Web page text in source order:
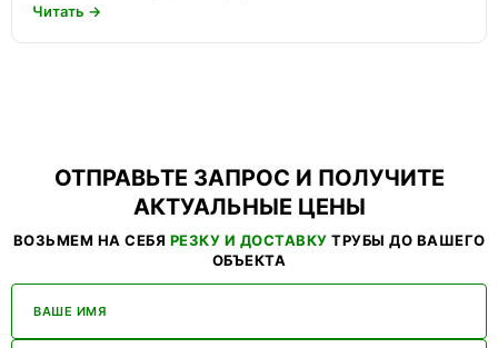
Читать →
ОТПРАВЬТЕ ЗАПРОС И ПОЛУЧИТЕ
АКТУАЛЬНЫЕ ЦЕНЫ
ВОЗЬМЕМ НА СЕБЯ РЕЗКУ И ДОСТАВКУ ТРУБЫ ДО ВАШЕГО
ОБЪЕКТА
ВАШЕ ИМЯ